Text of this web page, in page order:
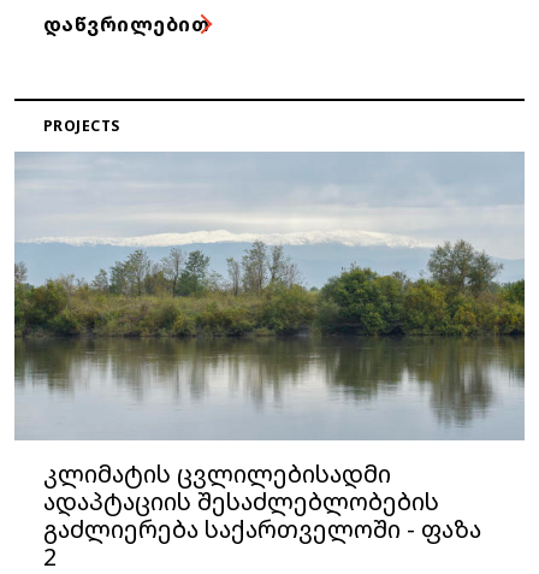
ᲓᲐᲬᲕᲠᲘᲚᲔᲑᲘᲗ
PROJECTS
კლიმატის ცვლილებისადმი
ადაპტაციის შესაძლებლობების
გაძლიერება საქართველოში - ფაზა
2